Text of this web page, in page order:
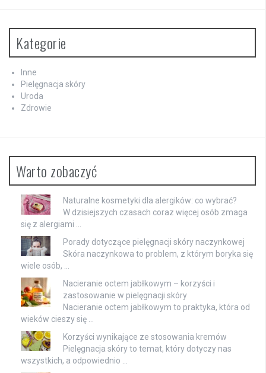
Kategorie
Inne
Pielęgnacja skóry
Uroda
Zdrowie
Warto zobaczyć
Naturalne kosmetyki dla alergików: co wybrać?
W dzisiejszych czasach coraz więcej osób zmaga
się z alergiami …
Porady dotyczące pielęgnacji skóry naczynkowej
Skóra naczynkowa to problem, z którym boryka się
wiele osób, …
Nacieranie octem jabłkowym – korzyści i
zastosowanie w pielęgnacji skóry
Nacieranie octem jabłkowym to praktyka, która od
wieków cieszy się …
Korzyści wynikające ze stosowania kremów
Pielęgnacja skóry to temat, który dotyczy nas
wszystkich, a odpowiednio …